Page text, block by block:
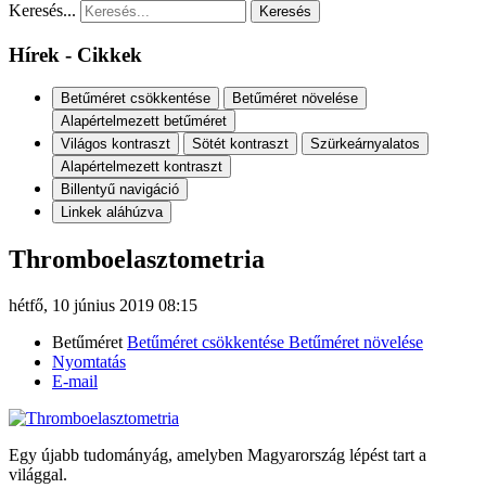
Keresés... Keresés
Hírek - Cikkek
Betűméret csökkentése
Betűméret növelése
Alapértelmezett betűméret
Világos kontraszt
Sötét kontraszt
Szürkeárnyalatos
Alapértelmezett kontraszt
Billentyű navigáció
Linkek aláhúzva
Thromboelasztometria
hétfő, 10 június 2019 08:15
Betűméret Betűméret csökkentése Betűméret növelése
Nyomtatás
E-mail
Egy újabb tudományág, amelyben Magyarország lépést tart a
világgal.